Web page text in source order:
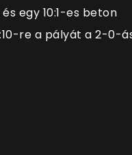
egy 10:1-es beton
re a pályát a 2-0-